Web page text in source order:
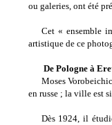
ou galeries, ont été
Cet « ensemble
artistique de ce
De Pologne à
Moses
en russe ; la ville est
Dès 1924, il